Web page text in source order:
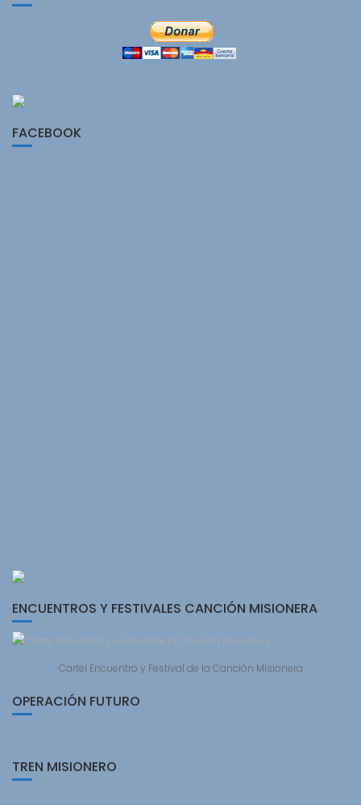
FACEBOOK
ENCUENTROS Y FESTIVALES CANCIÓN MISIONERA
Cartel Encuentro y Festival de la Canción Misionera
OPERACIÓN FUTURO
TREN MISIONERO